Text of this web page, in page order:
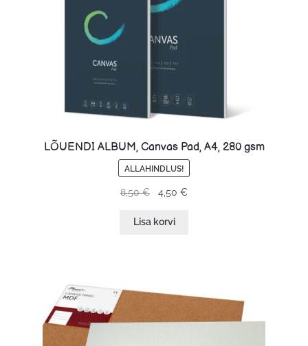
LÕUENDI ALBUM, Canvas Pad, A4, 280 gsm
ALLAHINDLUS!
8,50€ 4,50€
Lisa korvi